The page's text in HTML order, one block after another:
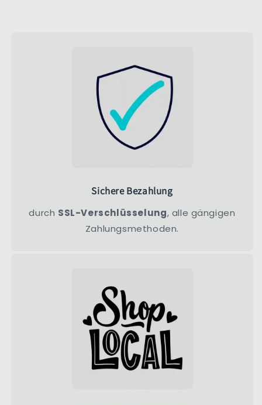
Sichere Bezahlung
durch SSL-Verschlüsselung, alle gängigen
Zahlungsmethoden.